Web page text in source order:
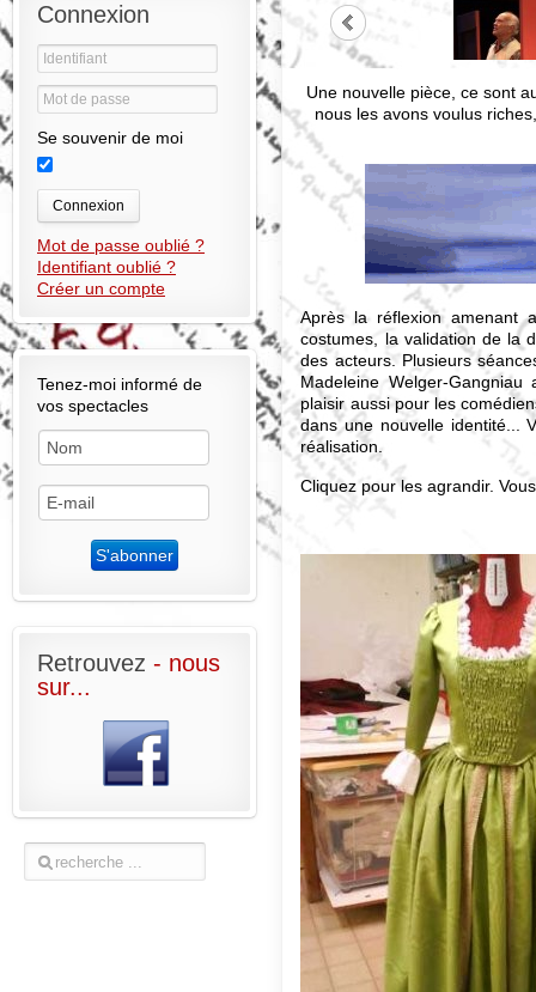
Une nouvelle pièce, ce sont
nous les avons voulus
Après la réflexion amenant
costumes, la validation de la
des acteurs. Plusieurs
Madeleine Welger-
plaisir aussi pour les
dans une nouvelle identité...
réalisation.
Cliquez pour les agrandir.
Connexion
Se souvenir de moi
Connexion
Mot de passe oublié ?
Identifiant oublié ?
Créer un compte
Tenez-moi informé de
vos spectacles
Retrouvez - nous
sur...